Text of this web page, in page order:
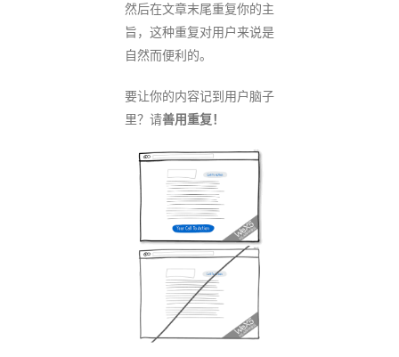
然后在文章末尾重复你的主
旨，这种重复对用户来说是
自然而便利的。
要让你的内容记到用户脑子
里？请善用重复！